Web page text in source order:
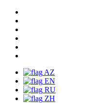
AZ
EN
RU
ZH